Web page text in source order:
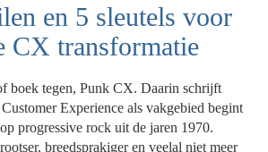
en 5 sleutels voor
CX transformatie
boek tegen, Punk CX. Daarin schrijft
Experience als vakgebied begint
progressive rock uit de jaren 1970.
breedsprakiger en veelal niet meer